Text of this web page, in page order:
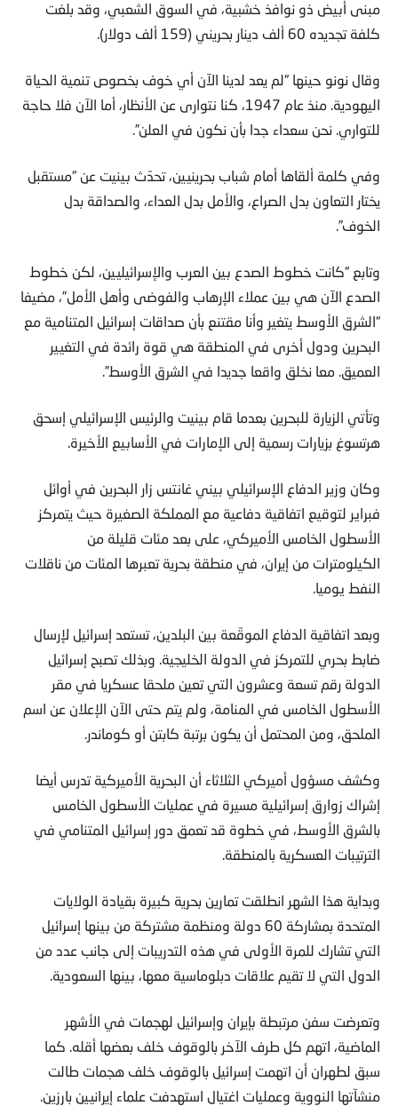
مبنى أبيض ذو نوافذ خشبية، في السوق الشعبي، وقد بلغت
كلفة تجديده 60 ألف دينار بحريني (159 ألف دولار).
وقال نونو حينها “لم يعد لدينا الآن أي خوف بخصوص تنمية الحياة
اليهودية. منذ عام 1947، كنا نتوارى عن الأنظار، أما الآن فلا حاجة
للتواري. نحن سعداء جدا بأن نكون في العلن”.
وفي كلمة ألقاها أمام شباب بحرينيين، تحدّث بينيت عن “مستقبل
يختار التعاون بدل الصراع، والأمل بدل العداء، والصداقة بدل
الخوف”.
وتابع “كانت خطوط الصدع بين العرب والإسرائيليين، لكن خطوط
الصدع الآن هي بين عملاء الإرهاب والفوضى وأهل الأمل”، مضيفا
“الشرق الأوسط يتغير وأنا مقتنع بأن صداقات إسرائيل المتنامية مع
البحرين ودول أخرى في المنطقة هي قوة رائدة في التغيير
العميق. معا نخلق واقعا جديدا في الشرق الأوسط”.
وتأتي الزيارة للبحرين بعدما قام بينيت والرئيس الإسرائيلي إسحق
هرتسوغ بزيارات رسمية إلى الإمارات في الأسابيع الأخيرة.
وكان وزير الدفاع الإسرائيلي بيني غانتس زار البحرين في أوائل
فبراير لتوقيع اتفاقية دفاعية مع المملكة الصغيرة حيث يتمركز
الأسطول الخامس الأميركي، على بعد مئات قليلة من
الكيلومترات من إيران، في منطقة بحرية تعبرها المئات من ناقلات
النفط يوميا.
وبعد اتفاقية الدفاع الموقّعة بين البلدين، تستعد إسرائيل لإرسال
ضابط بحري للتمركز في الدولة الخليجية. وبذلك تصبح إسرائيل
الدولة رقم تسعة وعشرون التي تعين ملحقا عسكريا في مقر
الأسطول الخامس في المنامة، ولم يتم حتى الآن الإعلان عن اسم
الملحق، ومن المحتمل أن يكون برتبة كابتن أو كوماندر.
وكشف مسؤول أميركي الثلاثاء أن البحرية الأميركية تدرس أيضا
إشراك زوارق إسرائيلية مسيرة في عمليات الأسطول الخامس
بالشرق الأوسط، في خطوة قد تعمق دور إسرائيل المتنامي في
الترتيبات العسكرية بالمنطقة.
وبداية هذا الشهر انطلقت تمارين بحرية كبيرة بقيادة الولايات
المتحدة بمشاركة 60 دولة ومنظمة مشتركة من بينها إسرائيل
التي تشارك للمرة الأولى في هذه التدريبات إلى جانب عدد من
الدول التي لا تقيم علاقات دبلوماسية معها، بينها السعودية.
وتعرضت سفن مرتبطة بإيران وإسرائيل لهجمات في الأشهر
الماضية، اتهم كل طرف الآخر بالوقوف خلف بعضها أقله. كما
سبق لطهران أن اتهمت إسرائيل بالوقوف خلف هجمات طالت
منشآتها النووية وعمليات اغتيال استهدفت علماء إيرانيين بارزين.